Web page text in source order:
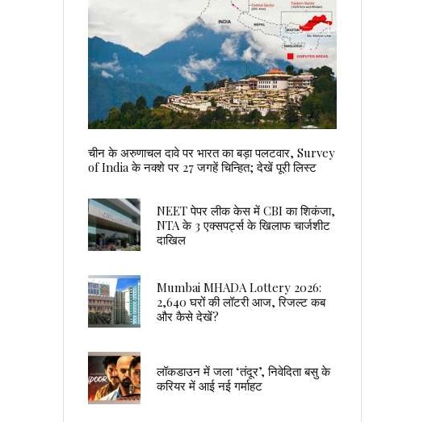
चीन के अरुणाचल दावे पर भारत का बड़ा पलटवार, Survey
of India के नक्शे पर 27 जगहें चिन्हित; देखें पूरी लिस्ट
NEET पेपर लीक केस में CBI का शिकंजा,
NTA के 3 एक्सपर्ट्स के खिलाफ चार्जशीट
दाखिल
Mumbai MHADA Lottery 2026:
2,640 घरों की लॉटरी आज, रिजल्ट कब
और कैसे देखें?
लॉकडाउन में जला ‘तंदूर’, निवेदिता बसु के
करियर में आई नई गर्माहट